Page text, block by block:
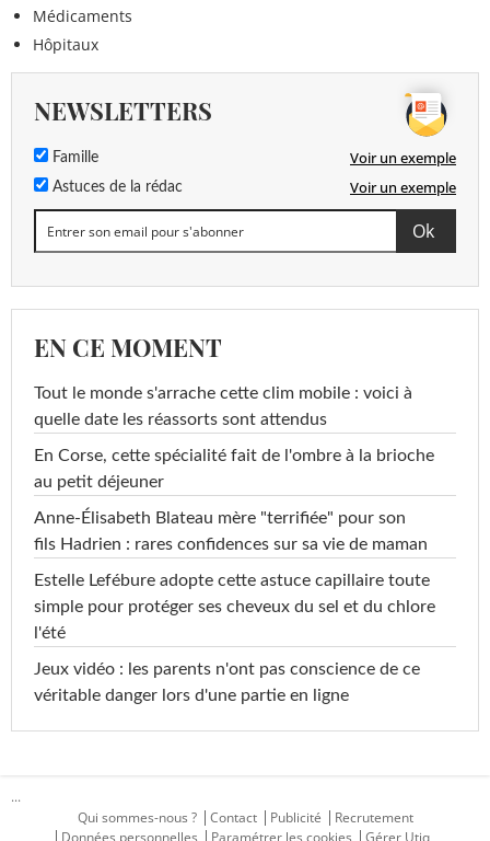
Médicaments
Hôpitaux
NEWSLETTERS
Famille Voir un exemple
Astuces de la rédac Voir un exemple
EN CE MOMENT
Tout le monde s'arrache cette clim mobile : voici à
quelle date les réassorts sont attendus
En Corse, cette spécialité fait de l'ombre à la brioche
au petit déjeuner
Anne-Élisabeth Blateau mère "terrifiée" pour son
fils Hadrien : rares confidences sur sa vie de maman
Estelle Lefébure adopte cette astuce capillaire toute
simple pour protéger ses cheveux du sel et du chlore
l'été
Jeux vidéo : les parents n'ont pas conscience de ce
véritable danger lors d'une partie en ligne
...
Qui sommes-nous ?
Contact Publicité
Recrutement